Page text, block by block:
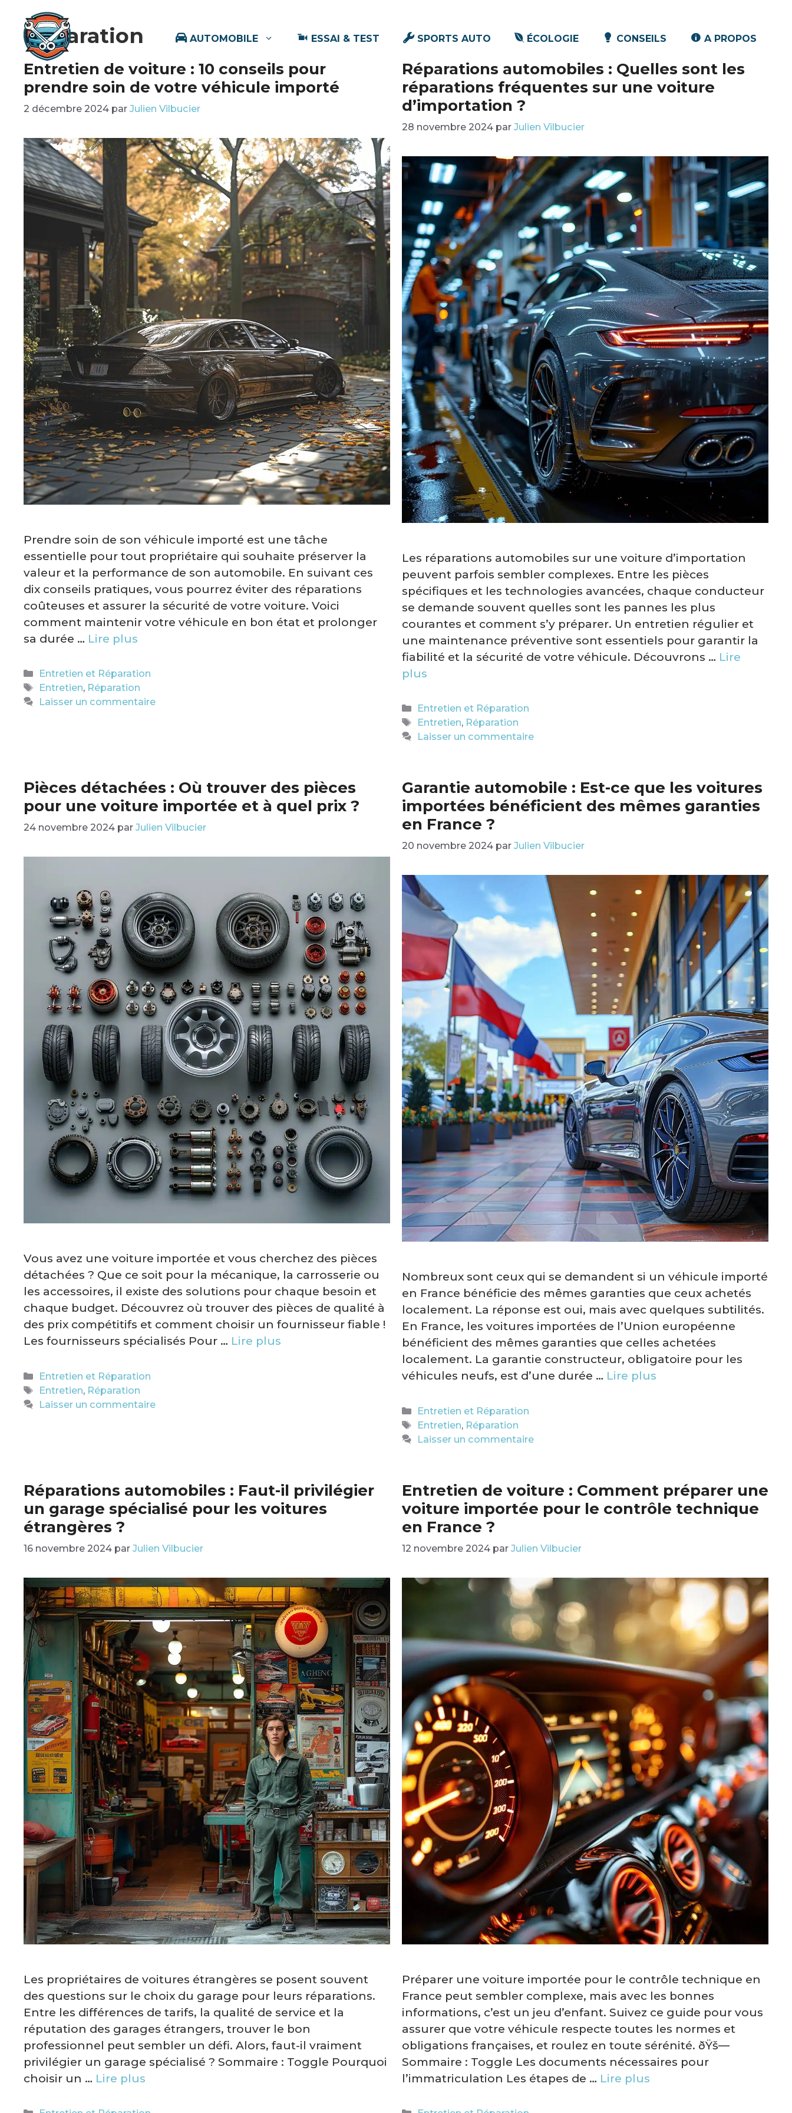
contenu
AUTOMOBILE ESSAI & TEST SPORTS AUTO ÉCOLOGIE CONSEILS A PROPOS
Réparation
Entretien de voiture : 10 conseils pour
prendre soin de votre véhicule importé
2 décembre 2024 par Julien Vilbucier
Prendre soin de son véhicule importé est une tâche
essentielle pour tout propriétaire qui souhaite préserver la
valeur et la performance de son automobile. En suivant ces
dix conseils pratiques, vous pourrez éviter des réparations
coûteuses et assurer la sécurité de votre voiture. Voici
comment maintenir votre véhicule en bon état et prolonger
sa durée … Lire plus
Catégories
Entretien et Réparation
Étiquettes
Entretien, Réparation
Laisser un commentaire
Réparations automobiles : Quelles sont les
réparations fréquentes sur une voiture
d’importation ?
28 novembre 2024 par Julien Vilbucier
Les réparations automobiles sur une voiture d’importation
peuvent parfois sembler complexes. Entre les pièces
spécifiques et les technologies avancées, chaque conducteur
se demande souvent quelles sont les pannes les plus
courantes et comment s’y préparer. Un entretien régulier et
une maintenance préventive sont essentiels pour garantir la
fiabilité et la sécurité de votre véhicule. Découvrons … Lire
plus
Catégories
Entretien et Réparation
Étiquettes
Entretien, Réparation
Laisser un commentaire
Pièces détachées : Où trouver des pièces
pour une voiture importée et à quel prix ?
24 novembre 2024 par Julien Vilbucier
Vous avez une voiture importée et vous cherchez des pièces
détachées ? Que ce soit pour la mécanique, la carrosserie ou
les accessoires, il existe des solutions pour chaque besoin et
chaque budget. Découvrez où trouver des pièces de qualité à
des prix compétitifs et comment choisir un fournisseur fiable !
Les fournisseurs spécialisés Pour … Lire plus
Catégories
Entretien et Réparation
Étiquettes
Entretien, Réparation
Laisser un commentaire
Garantie automobile : Est-ce que les voitures
importées bénéficient des mêmes garanties
en France ?
20 novembre 2024 par Julien Vilbucier
Nombreux sont ceux qui se demandent si un véhicule importé
en France bénéficie des mêmes garanties que ceux achetés
localement. La réponse est oui, mais avec quelques subtilités.
En France, les voitures importées de l’Union européenne
bénéficient des mêmes garanties que celles achetées
localement. La garantie constructeur, obligatoire pour les
véhicules neufs, est d’une durée … Lire plus
Catégories
Entretien et Réparation
Étiquettes
Entretien, Réparation
Laisser un commentaire
Réparations automobiles : Faut-il privilégier
un garage spécialisé pour les voitures
étrangères ?
16 novembre 2024 par Julien Vilbucier
Les propriétaires de voitures étrangères se posent souvent
des questions sur le choix du garage pour leurs réparations.
Entre les différences de tarifs, la qualité de service et la
réputation des garages étrangers, trouver le bon
professionnel peut sembler un défi. Alors, faut-il vraiment
privilégier un garage spécialisé ? Sommaire : Toggle Pourquoi
choisir un … Lire plus
Entretien de voiture : Comment préparer une
voiture importée pour le contrôle technique
en France ?
12 novembre 2024 par Julien Vilbucier
Préparer une voiture importée pour le contrôle technique en
France peut sembler complexe, mais avec les bonnes
informations, c’est un jeu d’enfant. Suivez ce guide pour vous
assurer que votre véhicule respecte toutes les normes et
obligations françaises, et roulez en toute sérénité. ðŸš—
Sommaire : Toggle Les documents nécessaires pour
l’immatriculation Les étapes de … Lire plus